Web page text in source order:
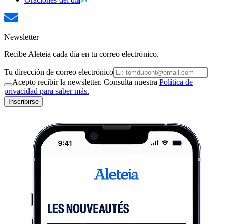
Newsletter
Recibe Aleteia cada día en tu correo electrónico.
Tu dirección de correo electrónico
Acepto recibir la newsletter. Consulta nuestra Política de
privacidad para saber más.
Inscribirse